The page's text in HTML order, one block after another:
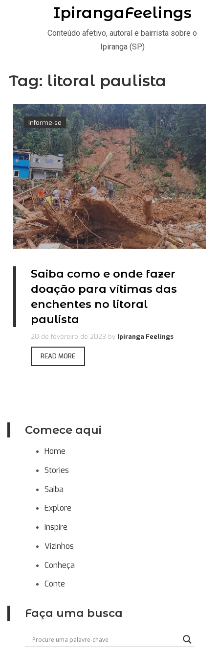
Comece aqui
Home
Stories
Saiba
Explore
Inspire
Vizinhos
Conheça
Conte
Faça uma busca
Tag: litoral paulista
Informe-se
Saiba como e onde fazer
doação para vítimas das
enchentes no litoral
paulista
20 de fevereiro de 2023 by Ipiranga Feelings
READ MORE
IpirangaFeelings
Conteúdo afetivo, autoral e bairrista sobre o
Ipiranga (SP)